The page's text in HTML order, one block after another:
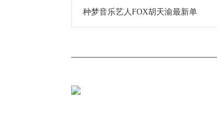
种梦音乐艺人FOX胡天渝最新单